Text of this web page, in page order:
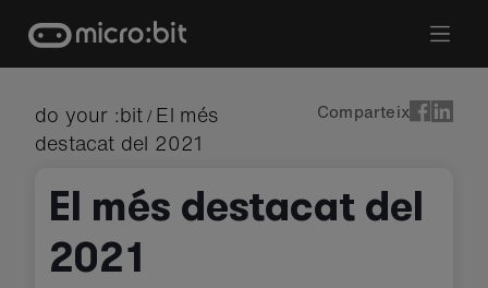
content
do your :bit / El més
destacat del 2021
Comparteix
El més destacat del
2021